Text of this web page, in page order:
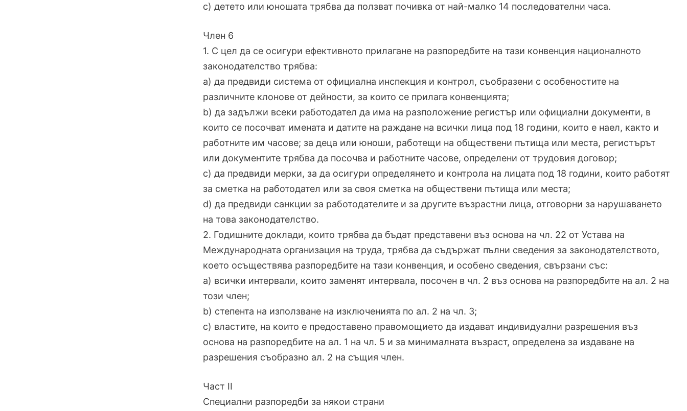
c) детето или юношата трябва да ползват почивка от най-малко 14 последователни часа.
Член 6
1. С цел да се осигури ефективното прилагане на разпоредбите на тази конвенция националното
законодателство трябва:
a) да предвиди система от официална инспекция и контрол, съобразени с особеностите на
различните клонове от дейности, за които се прилага конвенцията;
b) да задължи всеки работодател да има на разположение регистър или официални документи, в
които се посочват имената и датите на раждане на всички лица под 18 години, които е наел, както и
работните им часове; за деца или юноши, работещи на обществени пътища или места, регистърът
или документите трябва да посочва и работните часове, определени от трудовия договор;
c) да предвиди мерки, за да осигури определянето и контрола на лицата под 18 години, които работят
за сметка на работодател или за своя сметка на обществени пътища или места;
d) да предвиди санкции за работодателите и за другите възрастни лица, отговорни за нарушаването
на това законодателство.
2. Годишните доклади, които трябва да бъдат представени въз основа на чл. 22 от Устава на
Международната организация на труда, трябва да съдържат пълни сведения за законодателството,
което осъществява разпоредбите на тази конвенция, и особено сведения, свързани със:
a) всички интервали, които заменят интервала, посочен в чл. 2 въз основа на разпоредбите на ал. 2 на
този член;
b) степента на използване на изключенията по ал. 2 на чл. 3;
c) властите, на които е предоставено правомощието да издават индивидуални разрешения въз
основа на разпоредбите на ал. 1 на чл. 5 и за минималната възраст, определена за издаване на
разрешения съобразно ал. 2 на същия член.
Част II
Специални разпоредби за някои страни